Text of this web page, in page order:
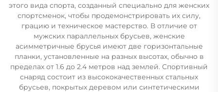
этого вида спорта, созданный специально для женских
спортсменок, чтобы продемонстрировать их силу,
грацию и техническое мастерство. В отличие от
мужских параллельных брусьев, женские
асимметричные брусья имеют две горизонтальные
планки, установленные на разных высотах, обычно в
пределах от 1.6 до 2.4 метров над землей. Спортивный
снаряд состоит из высококачественных стальных
брусьев, покрытых деревом или синтетическими